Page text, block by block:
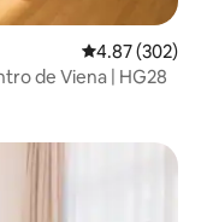
Calificación
4.87 (302)
de Viena | HG28